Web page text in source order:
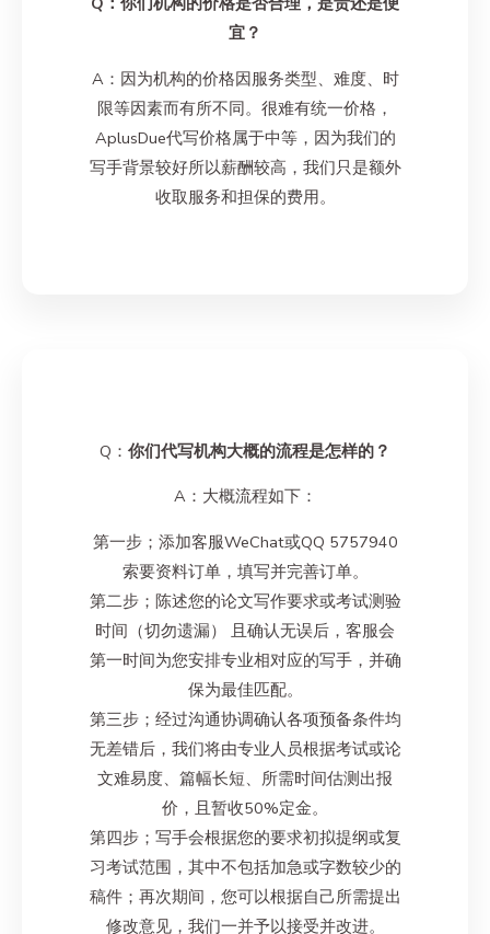
宜？
A：因为机构的价格因服务类型、难度、时
限等因素而有所不同。很难有统一价格，
AplusDue代写价格属于中等，因为我们的
写手背景较好所以薪酬较高，我们只是额外
收取服务和担保的费用。
Q： 你们代写机构大概的流程是怎样的？
A：大概流程如下：
第一步；添加客服WeChat或QQ 5757940
索要资料订单，填写并完善订单。
第二步；陈述您的论文写作要求或考试测验
时间（切勿遗漏） 且确认无误后，客服会
第一时间为您安排专业相对应的写手，并确
保为最佳匹配。
第三步；经过沟通协调确认各项预备条件均
无差错后，我们将由专业人员根据考试或论
文难易度、篇幅长短、所需时间估测出报
价，且暂收50%定金。
第四步；写手会根据您的要求初拟提纲或复
习考试范围，其中不包括加急或字数较少的
稿件；再次期间，您可以根据自己所需提出
修改意见，我们一并予以接受并改进。